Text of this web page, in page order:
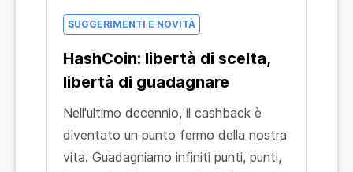
SUGGERIMENTI E NOVITÀ
HashCoin: libertà di scelta,
libertà di guadagnare
Nell'ultimo decennio, il cashback è
diventato un punto fermo della nostra
vita. Guadagniamo infiniti punti, punti,